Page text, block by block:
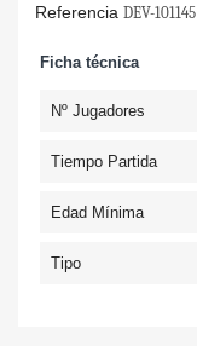
Referencia DEV-101145
Ficha técnica
Nº Jugadores
Tiempo Partida
Edad Mínima
Tipo